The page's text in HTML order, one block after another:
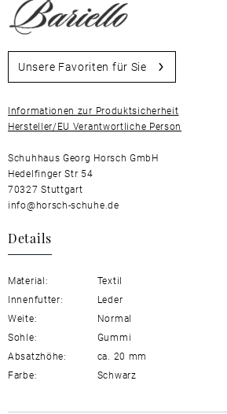
Unsere Favoriten für Sie
Informationen zur Produktsicherheit
Hersteller/EU Verantwortliche Person
Schuhhaus Georg Horsch GmbH
Hedelfinger Str 54
70327 Stuttgart
info@horsch-schuhe.de
Details
Material:
Textil
Innenfutter:
Leder
Weite:
Normal
Sohle:
Gummi
Absatzhöhe:
ca. 20 mm
Farbe:
Schwarz